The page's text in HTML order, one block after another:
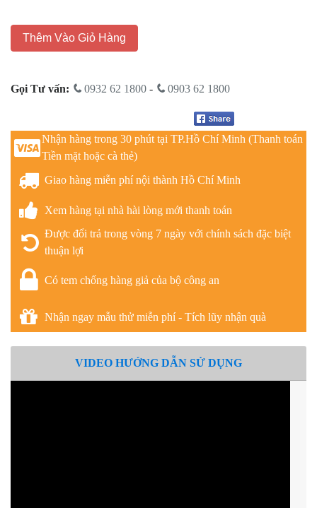
Thêm Vào Giỏ Hàng
Gọi Tư vấn: 0932 62 1800 - 0903 62 1800
Nhận hàng trong 30 phút tại TP.Hồ Chí Minh (Thanh toán
Tiền mặt hoặc cà thẻ)
Giao hàng miễn phí nội thành Hồ Chí Minh
Xem hàng tại nhà hài lòng mới thanh toán
Được đổi trả trong vòng 7 ngày với chính sách đặc biệt
thuận lợi
Có tem chống hàng giả của bộ công an
Nhận ngay mẫu thử miễn phí - Tích lũy nhận quà
VIDEO HƯỚNG DẪN SỬ DỤNG